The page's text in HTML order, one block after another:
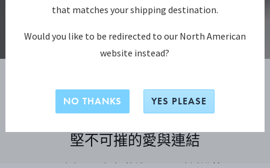
Celebrate the bond between mother and daughter with Offspring
堅不可摧的愛與連結
that matches your shipping destination.
Would you like to be redirected to our North American
website instead?
NO THANKS YES PLEASE